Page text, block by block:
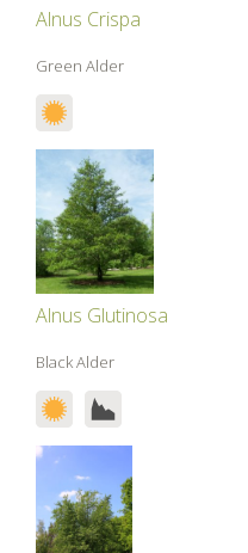
Alnus Crispa
Green Alder
Alnus Glutinosa
Black Alder